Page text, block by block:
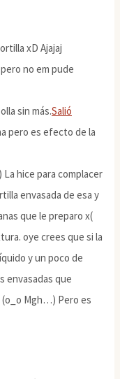
xD Ajajaj
no em pude
sin más.Salió
pero es efecto de la
hice para complacer
envasada de esa y
que le preparo x(
oye crees que si la
y un poco de
envasadas que
(o_o Mgh…) Pero es